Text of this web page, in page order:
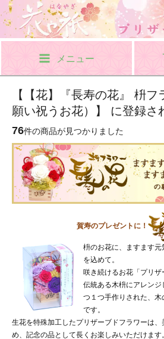
メニュー
【【花】『長寿の花』 枡
願い祝うお花）】 に登録さ
76件の商品が見つかりました
賀寿のプレゼントに！
枡のお花に、ますます
を込めて。
咲き続けるお花「プリ
伝統ある木枡にアレンジ
つ１つ手作りされた、
です。
生花を特殊加工したプリザーブドフラワーは
め、記念の品として長くお楽しみいただけます。